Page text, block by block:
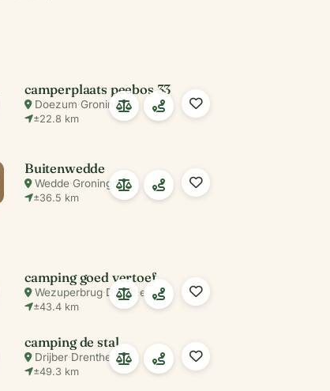
camperplaats peebos 33
Doezum·Groningen
±22.8 km
Buitenwedde
Wedde·Groningen
±36.5 km
camping goed vertoef
Wezuperbrug·Drenthe
±43.4 km
camping de stal
Drijber·Drenthe
±49.3 km